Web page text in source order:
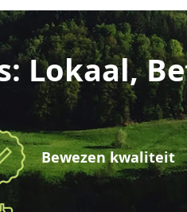
Lokaal,
Bewezen kwaliteit